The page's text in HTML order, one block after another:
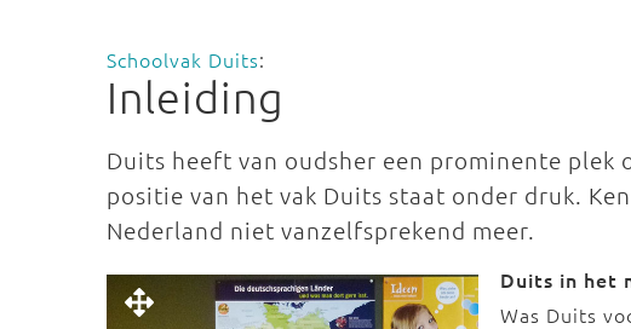
Schoolvak Duits:
Inleiding
Duits heeft van oudsher een prominente plek
positie van het vak Duits staat onder druk.
Nederland niet vanzelfsprekend meer.
Duits in het
Was Duits